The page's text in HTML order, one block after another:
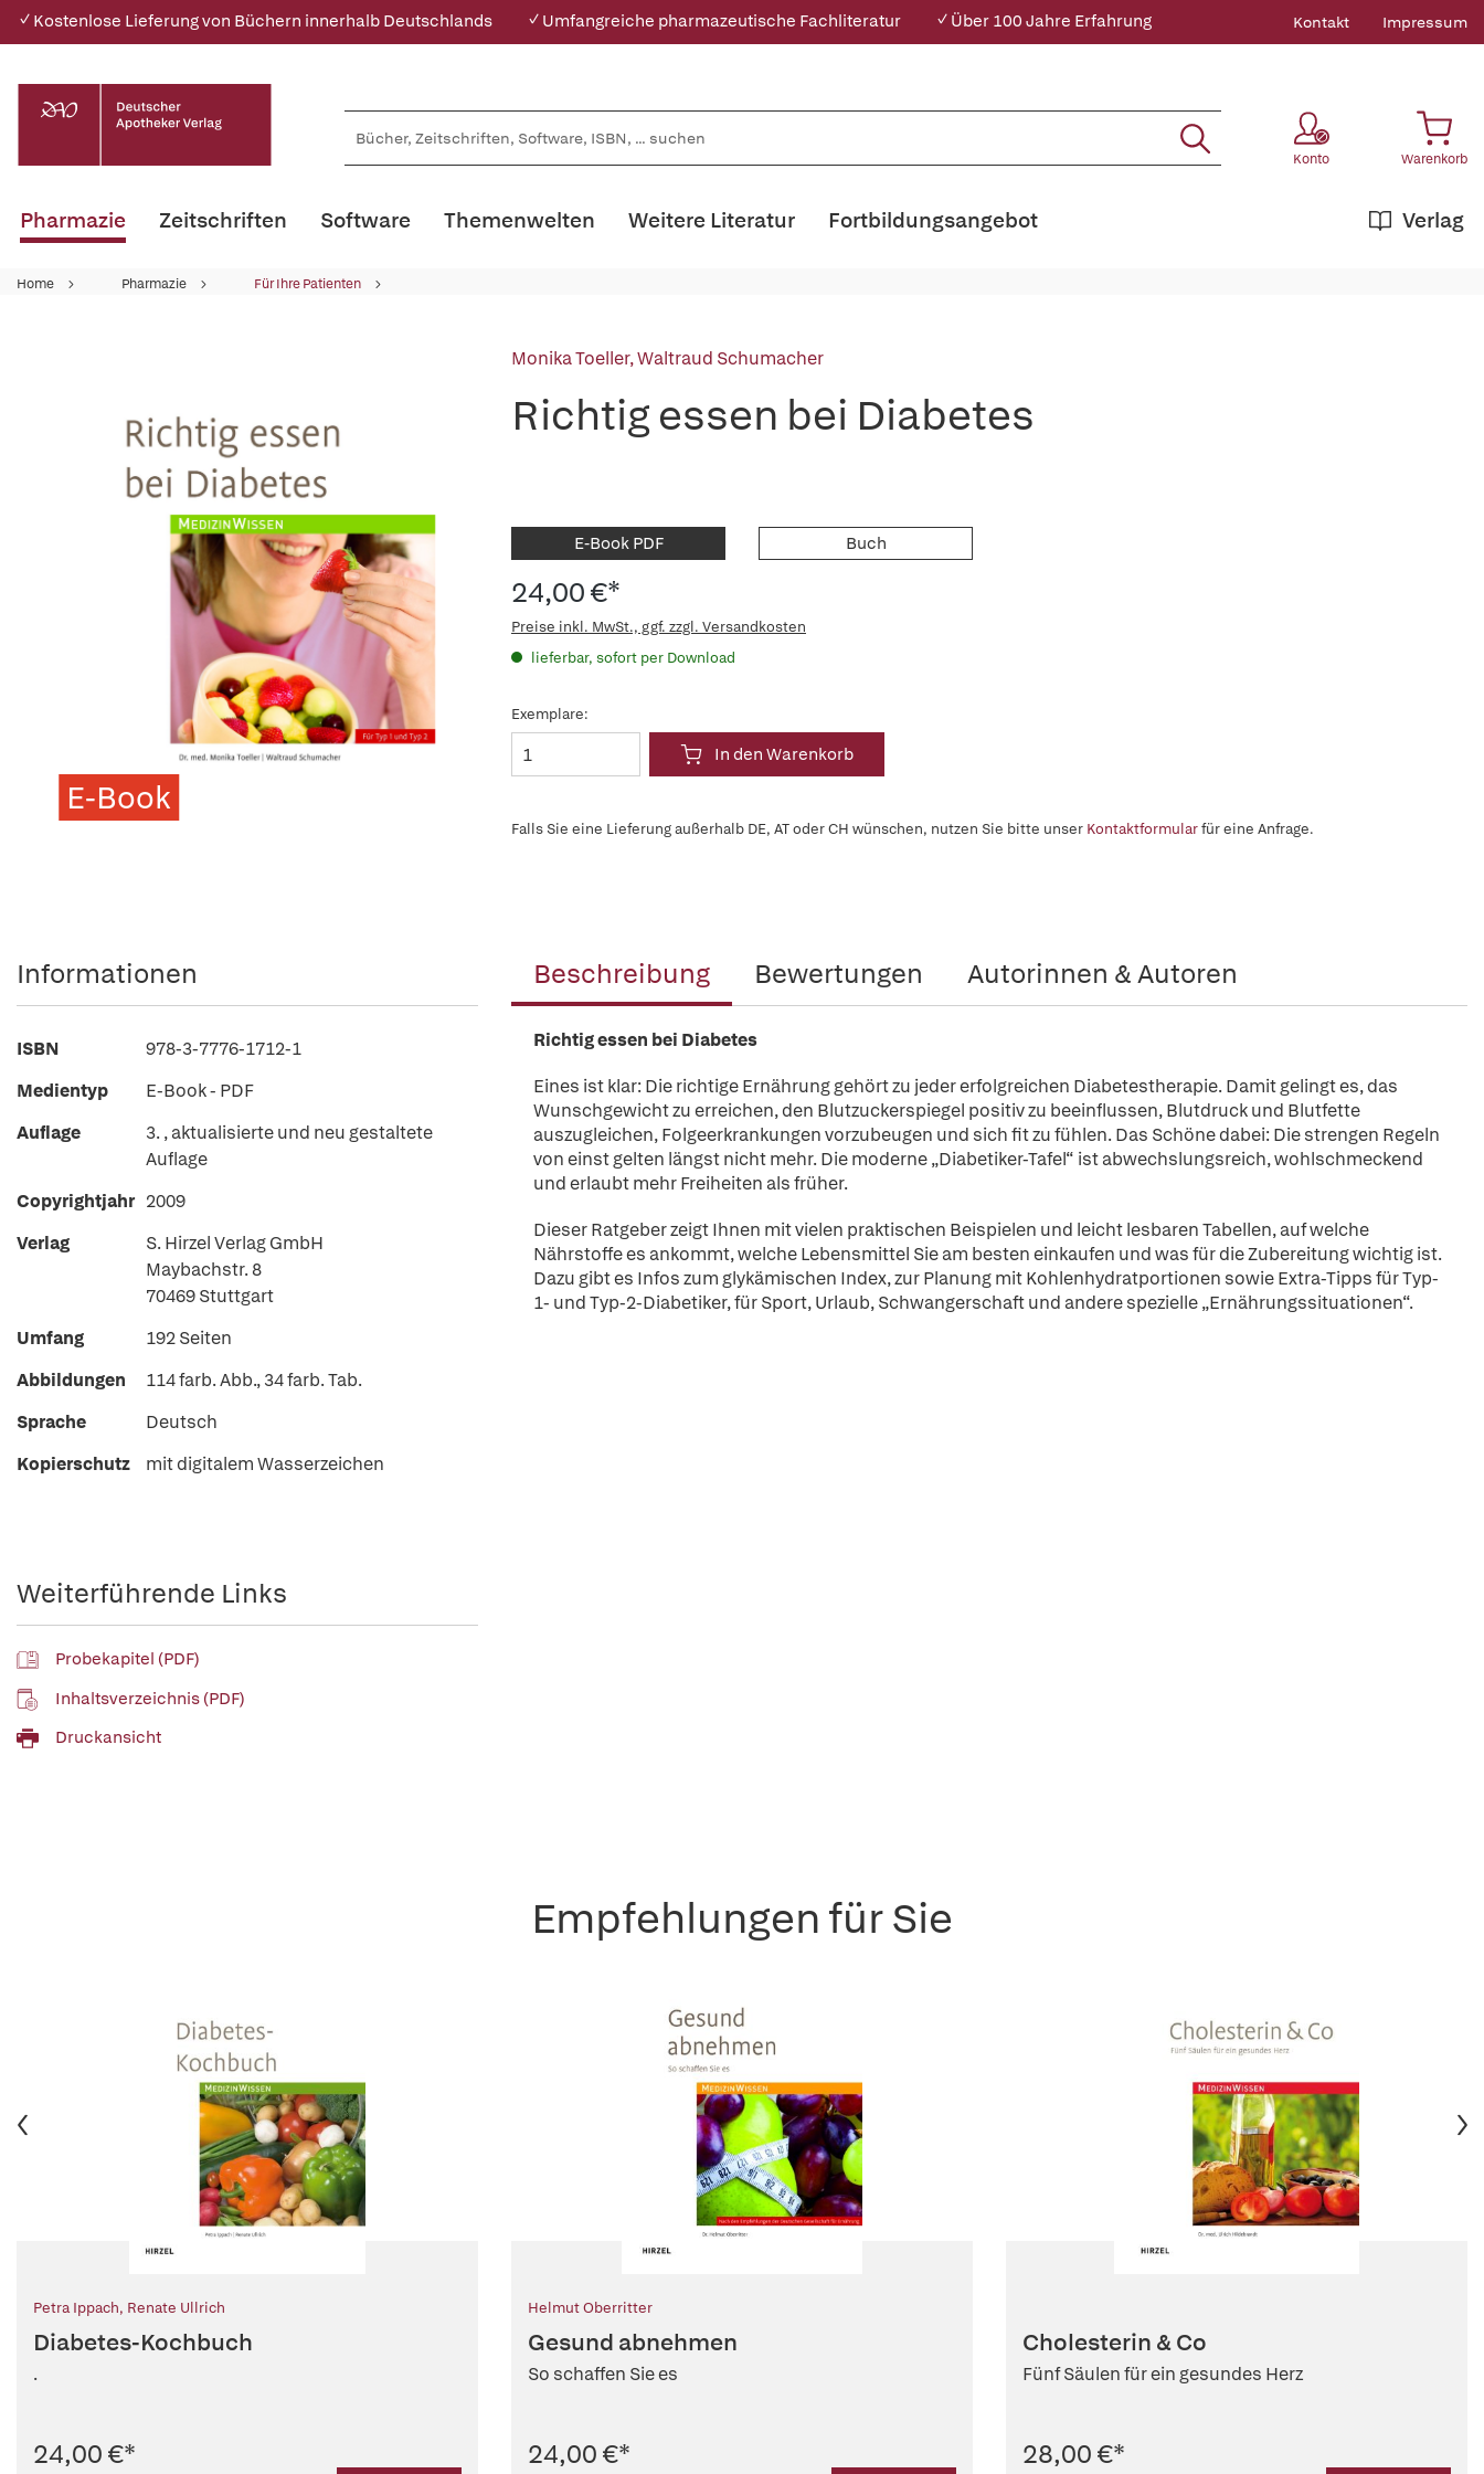
✓ Kostenlose Lieferung von Büchern innerhalb Deutschlands ✓ Umfangreiche pharmazeutische Fachliteratur ✓ Über 100 Jahre Erfahrung Kontakt Impressum
Konto Warenkorb
Pharmazie Zeitschriften Software Themenwelten Weitere Literatur Verlag
Fortbildungsangebot
Home Pharmazie Für Ihre Patienten
E-Book
Monika Toeller,Waltraud Schumacher
Richtig essen bei Diabetes
E-Book PDF Buch
24,00 €*
Preise inkl. MwSt., ggf. zzgl. Versandkosten
lieferbar, sofort per Download
Exemplare:
In den Warenkorb
Falls Sie eine Lieferung außerhalb DE, AT oder CH wünschen, nutzen Sie bitte unser Kontaktformularfür eine Anfrage.
Beschreibung Bewertungen Autorinnen & Autoren
Richtig essen bei Diabetes
Eines ist klar: Die richtige Ernährung gehört zu jeder erfolgreichen Diabetestherapie. Damit gelingt es, das
Wunschgewicht zu erreichen, den Blutzuckerspiegel positiv zu beeinflussen, Blutdruck und Blutfette
auszugleichen, Folgeerkrankungen vorzubeugen und sich fit zu fühlen. Das Schöne dabei: Die strengen Regeln
von einst gelten längst nicht mehr. Die moderne „Diabetiker-Tafel“ ist abwechslungsreich, wohlschmeckend
und erlaubt mehr Freiheiten als früher.
Dieser Ratgeber zeigt Ihnen mit vielen praktischen Beispielen und leicht lesbaren Tabellen, auf welche
Nährstoffe es ankommt, welche Lebensmittel Sie am besten einkaufen und was für die Zubereitung wichtig ist.
Dazu gibt es Infos zum glykämischen Index, zur Planung mit Kohlenhydratportionen sowie Extra-Tipps für Typ-
1- und Typ-2-Diabetiker, für Sport, Urlaub, Schwangerschaft und andere spezielle „Ernährungssituationen“.
Informationen
ISBN
978-3-7776-1712-1
Medientyp
E-Book - PDF
Auflage
3. , aktualisierte und neu gestaltete
Auflage
Copyrightjahr 2009
Verlag
S. Hirzel Verlag GmbH
Maybachstr. 8
70469 Stuttgart
Umfang
192 Seiten
Abbildungen
114 farb. Abb., 34 farb. Tab.
Sprache
Deutsch
Kopierschutz
mit digitalem Wasserzeichen
Weiterführende Links
Probekapitel (PDF)
Inhaltsverzeichnis (PDF)
Druckansicht
Empfehlungen für Sie
Petra Ippach, Renate Ullrich
Diabetes-Kochbuch
.
24,00 €*
Helmut Oberritter
Gesund abnehmen
So schaffen Sie es
24,00 €*
Cholesterin & Co
Fünf Säulen für ein gesundes Herz
28,00 €*